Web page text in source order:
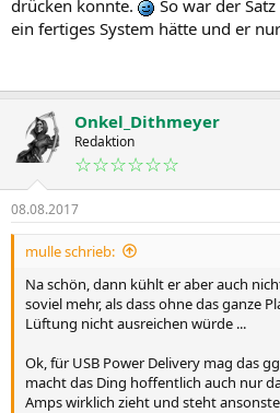
drücken konnte.
So war der
ein fertiges System hätte und er
Onkel_Dithmeyer
Redaktion
☆☆☆☆☆☆
08.08.2017
mulle schrieb:
Na schön, dann kühlt er aber auch
soviel mehr, als dass ohne das ganze
Lüftung nicht ausreichen würde ...
Ok, für USB Power Delivery mag das
macht das Ding hoffentlich auch nur
Amps wirklich zieht und steht